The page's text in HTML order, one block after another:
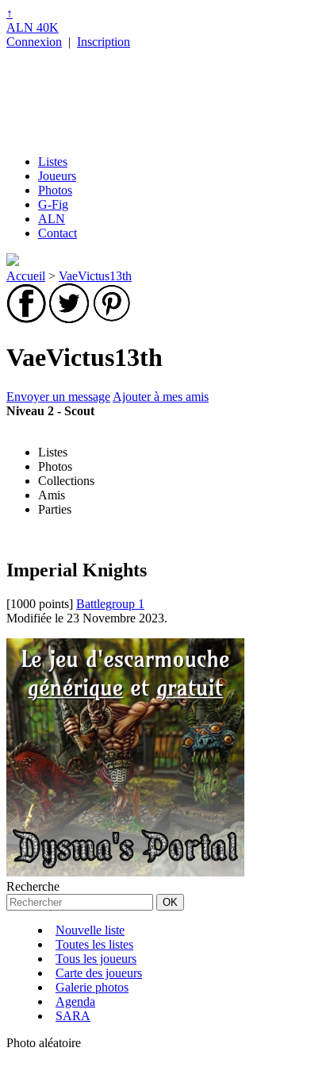
↑
ALN 40K
Connexion | Inscription
Listes
Joueurs
Photos
G-Fig
ALN
Contact
Accueil > VaeVictus13th
VaeVictus13th
Envoyer un message Ajouter à mes amis
Niveau 2 - Scout
Listes
Photos
Collections
Amis
Parties
Imperial Knights
[1000 points] Battlegroup 1
Modifiée le 23 Novembre 2023.
Recherche
Nouvelle liste
Toutes les listes
Tous les joueurs
Carte des joueurs
Galerie photos
Agenda
SARA
Photo aléatoire